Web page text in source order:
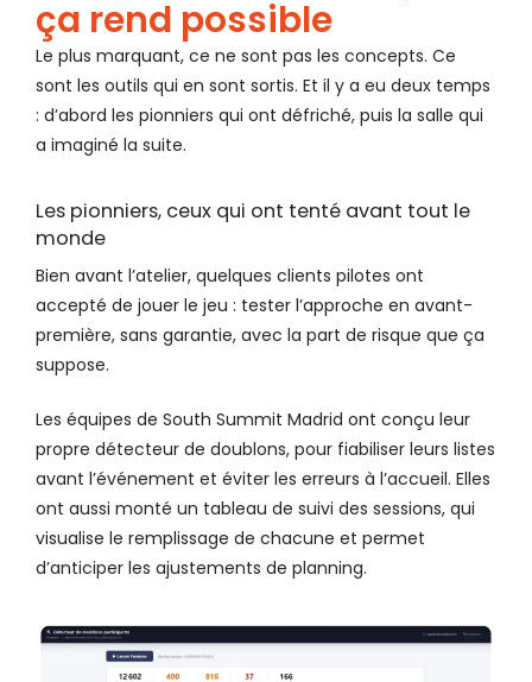
ça rend possible
Le plus marquant, ce ne sont pas les concepts. Ce
sont les outils qui en sont sortis. Et il y a eu deux temps
: d’abord les pionniers qui ont défriché, puis la salle qui
a imaginé la suite.
Les pionniers, ceux qui ont tenté avant tout le
monde
Bien avant l’atelier, quelques clients pilotes ont
accepté de jouer le jeu : tester l’approche en avant-
première, sans garantie, avec la part de risque que ça
suppose.
Les équipes de South Summit Madrid ont conçu leur
propre détecteur de doublons, pour fiabiliser leurs listes
avant l’événement et éviter les erreurs à l’accueil. Elles
ont aussi monté un tableau de suivi des sessions, qui
visualise le remplissage de chacune et permet
d’anticiper les ajustements de planning.